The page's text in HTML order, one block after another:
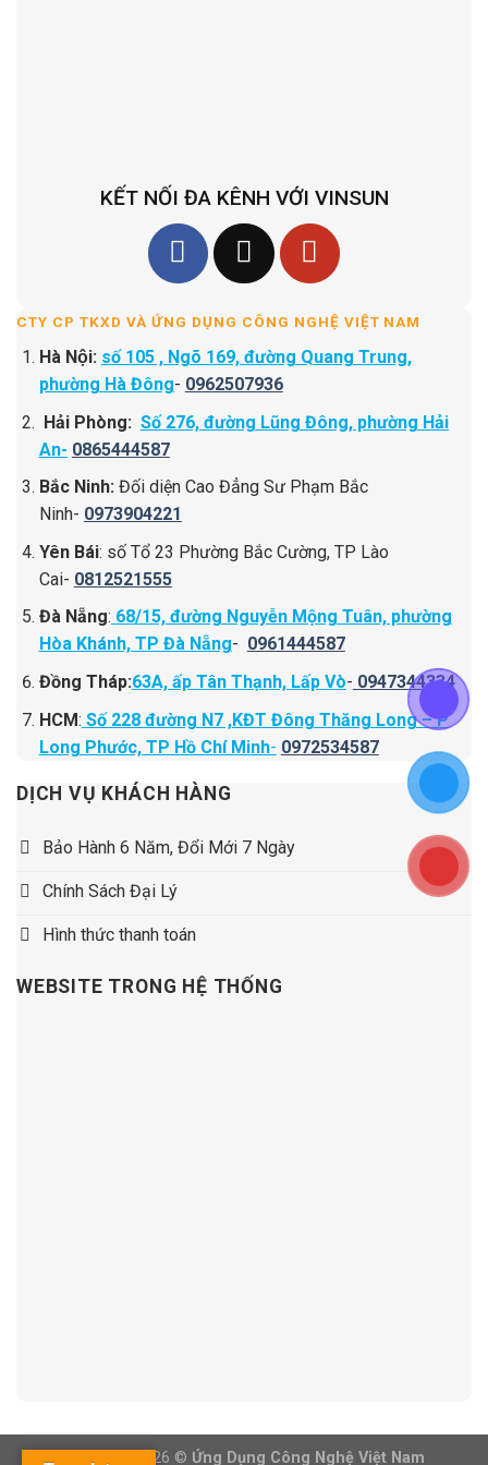
KẾT NỐI ĐA KÊNH VỚI VINSUN
CTY CP TKXD VÀ ỨNG DỤNG CÔNG NGHỆ VIỆT NAM
Hà Nội: số 105 , Ngõ 169, đường Quang Trung,
phường Hà Đông- 0962507936
Hải Phòng: Số 276, đường Lũng Đông, phường Hải
An- 0865444587
Bắc Ninh: Đối diện Cao Đẳng Sư Phạm Bắc
Ninh- 0973904221
Yên Bái: số Tổ 23 Phường Bắc Cường, TP Lào
Cai- 0812521555
Đà Nẵng: 68/15, đường Nguyễn Mộng Tuân, phường
Hòa Khánh, TP Đà Nẵng- 0961444587
Đồng Tháp:63A, ấp Tân Thạnh, Lấp Vò- 0947344334
HCM: Số 228 đường N7 ,KĐT Đông Thăng Long – P
Long Phước, TP Hồ Chí Minh- 0972534587
DỊCH VỤ KHÁCH HÀNG
Bảo Hành 6 Năm, Đổi Mới 7 Ngày
Chính Sách Đại Lý
Hình thức thanh toán
WEBSITE TRONG HỆ THỐNG
Copyright 2026 © Ứng Dụng Công Nghệ Việt Nam